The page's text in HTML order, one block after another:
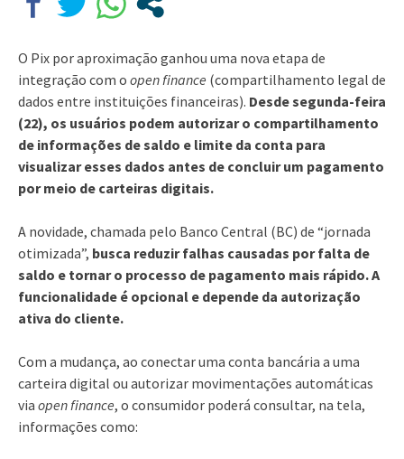
O Pix por aproximação ganhou uma nova etapa de
integração com o open finance (compartilhamento legal de
dados entre instituições financeiras). Desde segunda-feira
(22), os usuários podem autorizar o compartilhamento
de informações de saldo e limite da conta para
visualizar esses dados antes de concluir um pagamento
por meio de carteiras digitais.
A novidade, chamada pelo Banco Central (BC) de “jornada
otimizada”, busca reduzir falhas causadas por falta de
saldo e tornar o processo de pagamento mais rápido. A
funcionalidade é opcional e depende da autorização
ativa do cliente.
Com a mudança, ao conectar uma conta bancária a uma
carteira digital ou autorizar movimentações automáticas
via open finance, o consumidor poderá consultar, na tela,
informações como: